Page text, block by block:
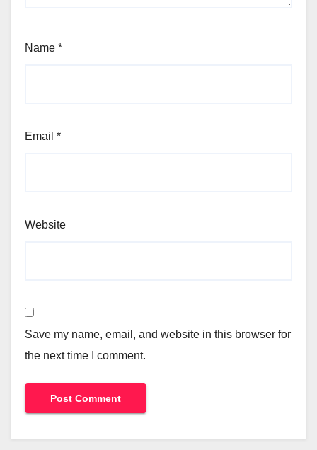
Name *
Email *
Website
Save my name, email, and website in this browser for
the next time I comment.